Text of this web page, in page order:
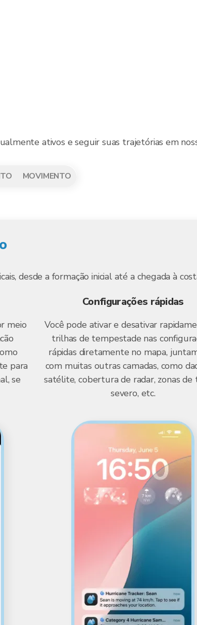
ativos e seguir suas trajetórias em
MOVIMENTO
desde a formação inicial até a chegada à
meio
para
se
Configurações rápidas
Você pode ativar e desativar
trilhas de tempestade nas
rápidas diretamente no mapa,
com muitas outras camadas, como
satélite, cobertura de radar, zonas de
severo, etc.